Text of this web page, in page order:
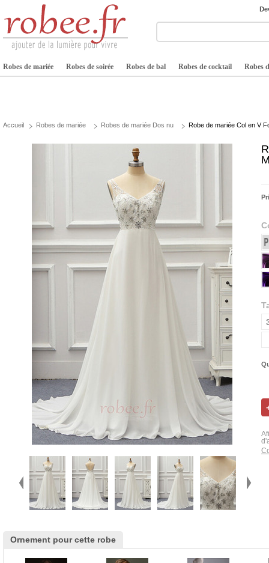
Robes de mariée Robes de soirée Robes de bal Robes de cocktail Robes
Accueil Robes de mariée Robes de mariée Dos nu Robe de mariée Col en V
Ornement pour cette robe